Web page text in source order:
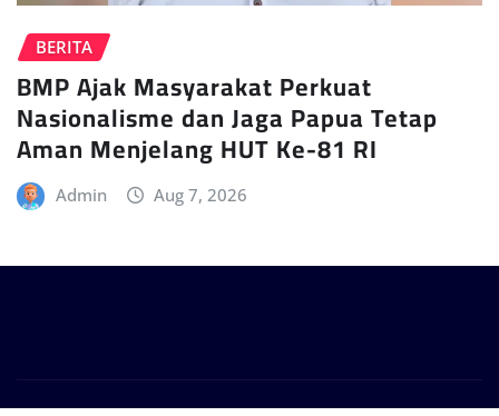
BERITA
BMP Ajak Masyarakat Perkuat
Nasionalisme dan Jaga Papua Tetap
Aman Menjelang HUT Ke-81 RI
Admin Aug 7, 2026